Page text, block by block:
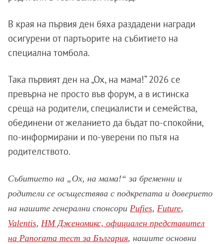
В края на първия ден бяха раздадени награди
осигурени от партьорите на събитието на
специална томбола.
Така първият ден на „Ох, на мама!“ 2026 се
превърна не просто във форум, а в истинска
среща на родители, специалисти и семейства,
обединени от желанието да бъдат по-спокойни,
по-информирани и по-уверени по пътя на
родителството.
Събитието на „Ох, на мама!“ за бременни и
родители се осъществява с подкрепата и доверието
на нашите генерални спонсори Pufies, Future,
Valentis, НМ Дженомикс, официален представител
на Panorama тест за България, нашите основни